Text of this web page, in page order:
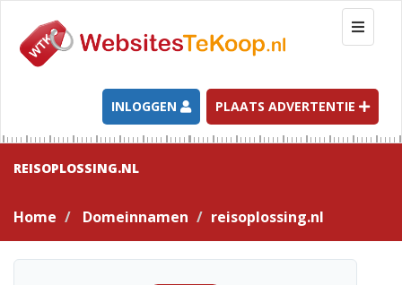
T
o
g
l
e
n
a
t
INLOGGEN PLAATS ADVERTENTIE
REISOPLOSSING.NL
Home Domeinnamen reisoplossing.nl